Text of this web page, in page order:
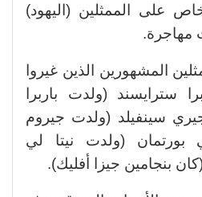
على الممثلين (اليهود)
مهاجرة.
المشهورين الذين غيروا
سترايسند (ولدت باربرا
سينفيلد (ولدت جيروم
بورتمان (ولدت نيتا لي
بنجامين جيزا أفليك).